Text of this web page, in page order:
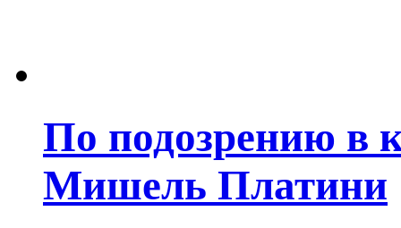
По подозрению в
Мишель Платини